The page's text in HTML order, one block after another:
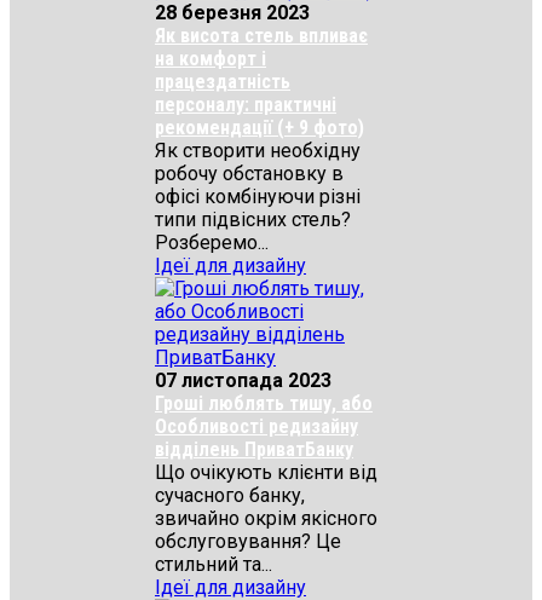
28 березня 2023
Як висота стель впливає
на комфорт і
працездатність
персоналу: практичні
рекомендації (+ 9 фото)
Як створити необхідну
робочу обстановку в
офісі комбінуючи різні
типи підвісних стель?
Розберемо...
Ідеї для дизайну
07 листопада 2023
Гроші люблять тишу, або
Особливості редизайну
відділень ПриватБанку
Що очікують клієнти від
сучасного банку,
звичайно окрім якісного
обслуговування? Це
стильний та...
Ідеї для дизайну